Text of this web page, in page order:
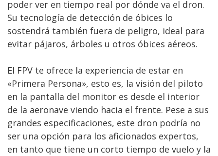
poder ver en tiempo real por dónde va el dron.
Su tecnología de detección de óbices lo
sostendrá también fuera de peligro, ideal para
evitar pájaros, árboles u otros óbices aéreos.
El FPV te ofrece la experiencia de estar en
«Primera Persona», esto es, la visión del piloto
en la pantalla del monitor es desde el interior
de la aeronave viendo hacia el frente. Pese a sus
grandes especificaciones, este dron podría no
ser una opción para los aficionados expertos,
en tanto que tiene un corto tiempo de vuelo y la